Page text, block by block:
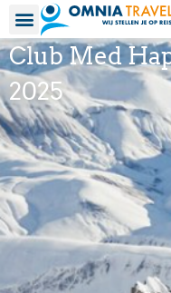
Club Med
2025